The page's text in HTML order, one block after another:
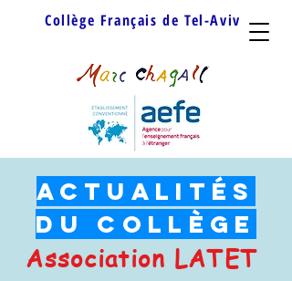
Collège Français de Tel-Aviv
Actualités
du Collège
Association LATET